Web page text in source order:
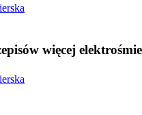
więcej